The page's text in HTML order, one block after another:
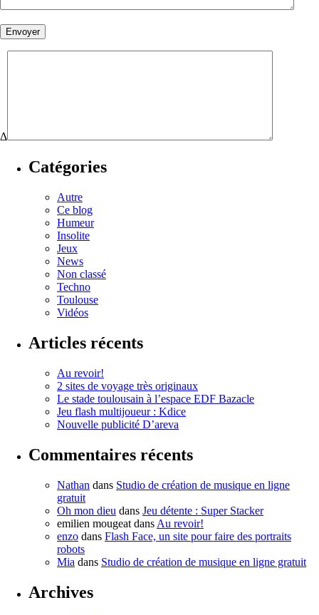
Δ
Catégories
Autre
Ce blog
Humeur
Insolite
Jeux
News
Non classé
Techno
Toulouse
Vidéos
Articles récents
Au revoir!
2 sites de voyage très originaux
Le stade toulousain à l’espace EDF Bazacle
Jeu flash multijoueur : Kdice
Nouvelle publicité D’areva
Commentaires récents
Nathan dans Studio de création de musique en ligne
gratuit
Oh mon dieu dans Jeu détente : Super Stacker
emilien mougeat dans Au revoir!
enzo dans Flash Face, un site pour faire des portraits
robots
Mia dans Studio de création de musique en ligne gratuit
Archives